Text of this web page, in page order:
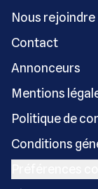
Nous rejoindre
Contact
Annonceurs
Mentions
Politique de
Conditions